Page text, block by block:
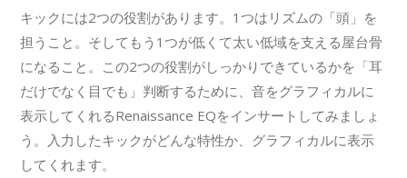
キックには2つの役割があります。1つはリズムの「頭」を
担うこと。そしてもう1つが低くて太い低域を支える屋台骨
になること。この2つの役割がしっかりできているかを「耳
だけでなく目でも」判断するために、音をグラフィカルに
表示してくれるRenaissance EQをインサートしてみましょ
う。入力したキックがどんな特性か、グラフィカルに表示
してくれます。